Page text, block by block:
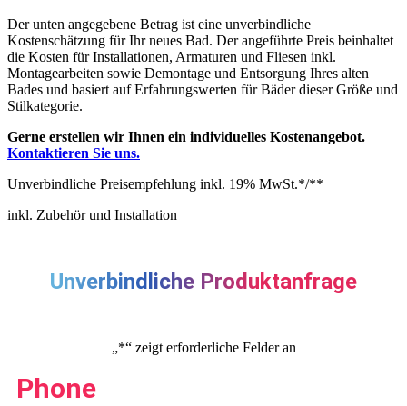
Der unten angegebene Betrag ist eine unverbindliche
Kostenschätzung für Ihr neues Bad. Der angeführte Preis beinhaltet
die Kosten für Installationen, Armaturen und Fliesen inkl.
Montagearbeiten sowie Demontage und Entsorgung Ihres alten
Bades und basiert auf Erfahrungswerten für Bäder dieser Größe und
Stilkategorie.
Gerne erstellen wir Ihnen ein individuelles Kostenangebot.
Kontaktieren Sie uns.
Unverbindliche Preisempfehlung inkl. 19% MwSt.*/**
inkl. Zubehör und Installation
Unverbindliche Produktanfrage
„*“ zeigt erforderliche Felder an
Phone